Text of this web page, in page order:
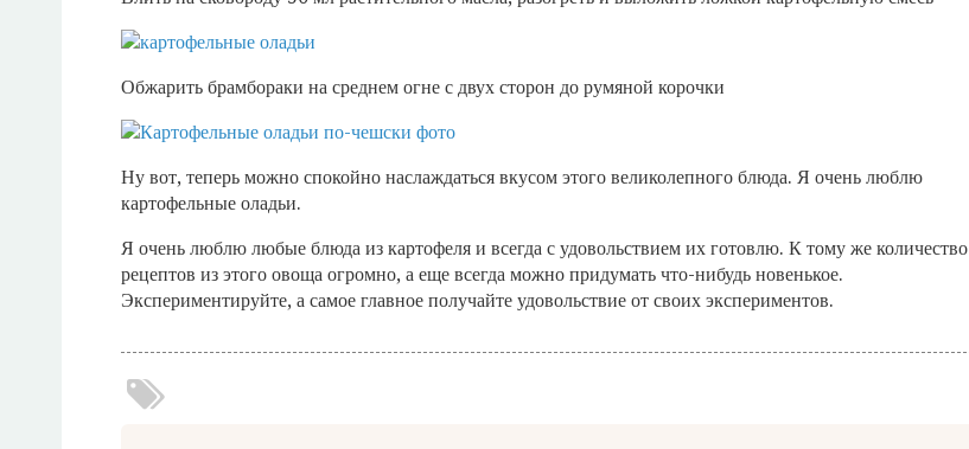
Обжарить брамбораки на среднем огне с двух сторон до румяной корочки
Ну вот, теперь можно спокойно наслаждаться вкусом этого великолепного блюда. Я очень люблю
картофельные оладьи.
Я очень люблю любые блюда из картофеля и всегда с удовольствием их готовлю. К тому же количество
рецептов из этого овоща огромно, а еще всегда можно придумать что-нибудь новенькое.
Экспериментируйте, а самое главное получайте удовольствие от своих экспериментов.